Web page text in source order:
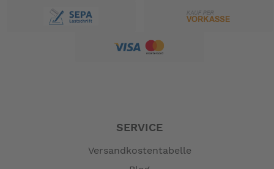
SERVICE
Versandkostentabelle